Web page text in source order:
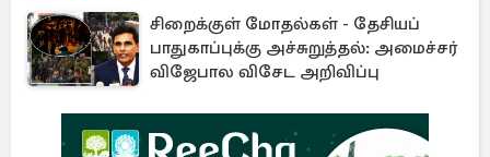
சிறைக்குள் மோதல்கள் - தேசியப்
பாதுகாப்புக்கு அச்சுறுத்தல்: அமைச்சர்
விஜேபால விசேட அறிவிப்பு